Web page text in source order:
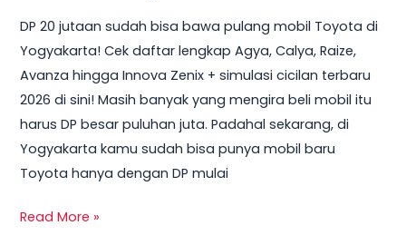
DP 20 jutaan sudah bisa bawa pulang mobil Toyota di
Yogyakarta! Cek daftar lengkap Agya, Calya, Raize,
Avanza hingga Innova Zenix + simulasi cicilan terbaru
2026 di sini! Masih banyak yang mengira beli mobil itu
harus DP besar puluhan juta. Padahal sekarang, di
Yogyakarta kamu sudah bisa punya mobil baru
Toyota hanya dengan DP mulai
Dapat
Mobil
Toyota
di
Jogja?
Ini
Daftar
+
Read More »